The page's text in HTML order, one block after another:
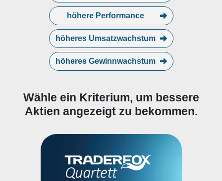
höhere Performance
höheres Umsatzwachstum
höheres Gewinnwachstum
Wähle ein Kriterium, um bessere
Aktien angezeigt zu bekommen.